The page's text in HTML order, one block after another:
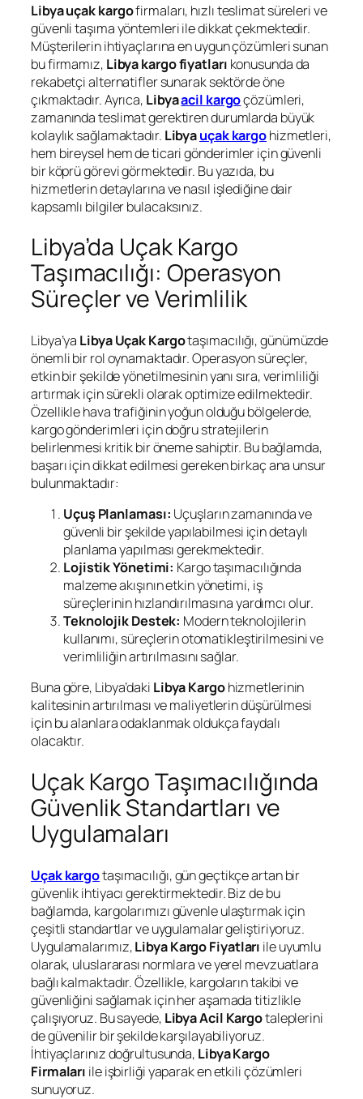
Libya uçakkargofirmaları, hızlı teslimat süreleri ve
güvenli taşıma yöntemleri ile dikkat çekmektedir.
Müşterilerin ihtiyaçlarına en uygun çözümleri sunan
bu firmamız, Libya kargo fiyatları konusunda da
rekabetçi alternatifler sunarak sektörde öne
çıkmaktadır. Ayrıca, Libyaacil kargoçözümleri,
zamanında teslimat gerektiren durumlarda büyük
kolaylık sağlamaktadır. Libyauçak kargohizmetleri,
hem bireysel hem de ticari gönderimler için güvenli
bir köprü görevi görmektedir. Bu yazıda, bu
hizmetlerin detaylarına ve nasıl işlediğine dair
kapsamlı bilgiler bulacaksınız.
Libya’da Uçak Kargo
Taşımacılığı: Operasyon
Süreçler ve Verimlilik
Libya’ya Libya Uçak Kargotaşımacılığı, günümüzde
önemli bir rol oynamaktadır. Operasyon süreçler,
etkin bir şekilde yönetilmesinin yanı sıra, verimliliği
artırmak için sürekli olarak optimize edilmektedir.
Özellikle hava trafiğinin yoğun olduğu bölgelerde,
kargo gönderimleri için doğru stratejilerin
belirlenmesi kritik bir öneme sahiptir. Bu bağlamda,
başarı için dikkat edilmesi gereken birkaç ana unsur
bulunmaktadır:
Uçuş Planlaması: Uçuşların zamanında ve
güvenli bir şekilde yapılabilmesi için detaylı
planlama yapılması gerekmektedir.
Lojistik Yönetimi: Kargo taşımacılığında
malzeme akışının etkin yönetimi, iş
süreçlerinin hızlandırılmasına yardımcı olur.
Teknolojik Destek: Modern teknolojilerin
kullanımı, süreçlerin otomatikleştirilmesini ve
verimliliğin artırılmasını sağlar.
Buna göre, Libya’daki Libya Kargohizmetlerinin
kalitesinin artırılması ve maliyetlerin düşürülmesi
için bu alanlara odaklanmak oldukça faydalı
olacaktır.
Uçak Kargo Taşımacılığında
Güvenlik Standartları ve
Uygulamaları
Uçak kargotaşımacılığı, gün geçtikçe artan bir
güvenlik ihtiyacı gerektirmektedir. Biz de bu
bağlamda, kargolarımızı güvenle ulaştırmak için
çeşitli standartlar ve uygulamalar geliştiriyoruz.
Uygulamalarımız,Libya Kargo Fiyatları ile uyumlu
olarak, uluslararası normlara ve yerel mevzuatlara
bağlı kalmaktadır. Özellikle, kargoların takibi ve
güvenliğini sağlamak için her aşamada titizlikle
çalışıyoruz. Bu sayede, Libya Acil Kargotaleplerini
de güvenilir bir şekilde karşılayabiliyoruz.
İhtiyaçlarınız doğrultusunda, Libya Kargo
Firmaları ile işbirliği yaparak en etkili çözümleri
sunuyoruz.